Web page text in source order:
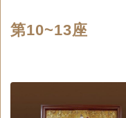
第10~13座